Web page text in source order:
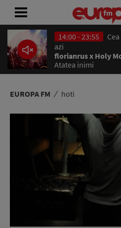
14:00 - 23:55
azi
florianrus x Holy
Atatea inimi
EUROPA FM hoti
ACASĂ
ȘTIRI
RADIO
CONCURSURI
PODCAST